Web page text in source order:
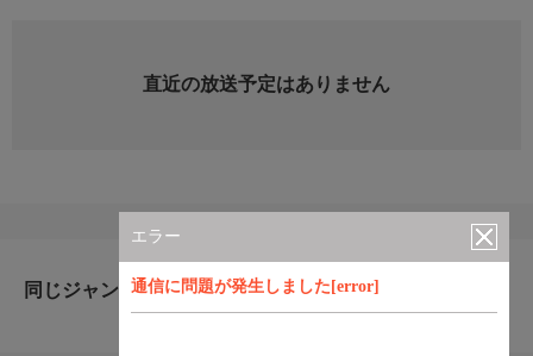
エラー
通信に問題が発生しました[error]
直近の放送予定はありません
同じジャンルのおすすめ番組